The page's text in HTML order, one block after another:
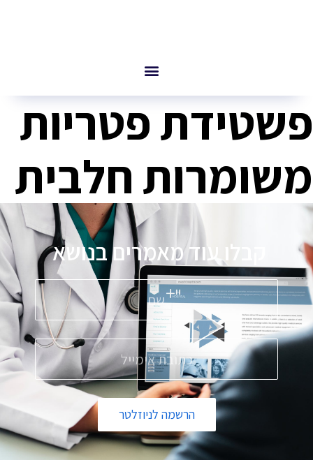
פשטידת פטריות
משומרות חלבית
קבלו עוד מאמרים בנושא
הרשמה לניוזלטר